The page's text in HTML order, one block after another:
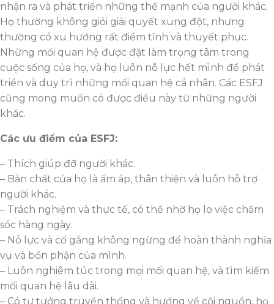
nhận ra và phát triển những thế mạnh của người khác.
Họ thường không giỏi giải quyết xung đột, nhưng
thường có xu hướng rất điềm tĩnh và thuyết phục.
Những mối quan hệ được đặt làm trọng tâm trong
cuộc sống của họ, và họ luôn nỗ lực hết mình để phát
triển và duy trì những mối quan hệ cá nhân. Các ESFJ
cũng mong muốn có được điều này từ những người
khác.
Các ưu điểm của ESFJ:
– Thích giúp đỡ người khác.
– Bản chất của họ là ấm áp, thân thiện và luôn hỗ trợ
người khác.
– Trách nghiệm và thực tế, có thể nhờ họ lo việc chăm
sóc hàng ngày.
– Nỗ lực và cố gắng không ngừng để hoàn thành nghĩa
vụ và bổn phận của mình.
– Luôn nghiêm túc trong mọi mối quan hệ, và tìm kiếm
mối quan hệ lâu dài.
– Có tư tưởng truyền thống và hướng về cội nguồn, họ